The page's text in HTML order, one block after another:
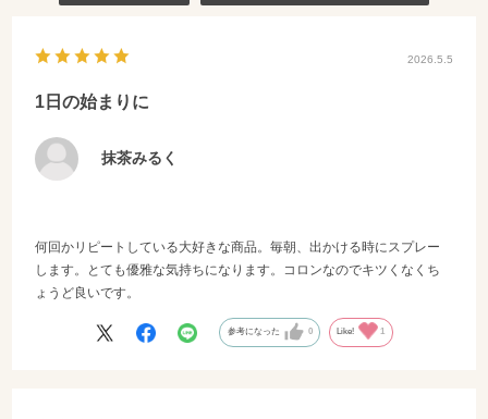
2026.5.5
1日の始まりに
抹茶みるく
何回かリピートしている大好きな商品。毎朝、出かける時にスプレー
します。とても優雅な気持ちになります。コロンなのでキツくなくち
ょうど良いです。
参考になった 0 Like! 1